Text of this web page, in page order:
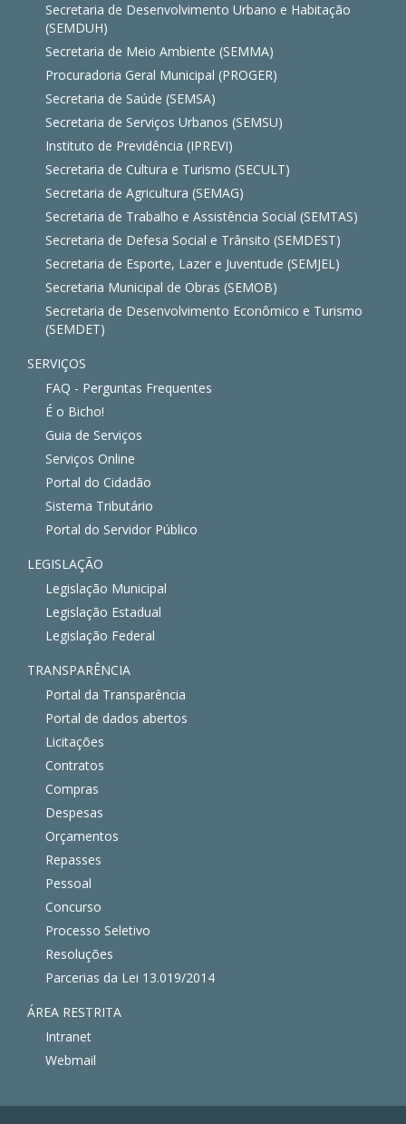
Secretaria de Desenvolvimento Urbano e Habitação
(SEMDUH)
Secretaria de Meio Ambiente (SEMMA)
Procuradoria Geral Municipal (PROGER)
Secretaria de Saúde (SEMSA)
Secretaria de Serviços Urbanos (SEMSU)
Instituto de Previdência (IPREVI)
Secretaria de Cultura e Turismo (SECULT)
Secretaria de Agricultura (SEMAG)
Secretaria de Trabalho e Assistência Social (SEMTAS)
Secretaria de Defesa Social e Trânsito (SEMDEST)
Secretaria de Esporte, Lazer e Juventude (SEMJEL)
Secretaria Municipal de Obras (SEMOB)
Secretaria de Desenvolvimento Econômico e Turismo
(SEMDET)
SERVIÇOS
FAQ - Perguntas Frequentes
É o Bicho!
Guia de Serviços
Serviços Online
Portal do Cidadão
Sistema Tributário
Portal do Servidor Público
LEGISLAÇÃO
Legislação Municipal
Legislação Estadual
Legislação Federal
TRANSPARÊNCIA
Portal da Transparência
Portal de dados abertos
Licitações
Contratos
Compras
Despesas
Orçamentos
Repasses
Pessoal
Concurso
Processo Seletivo
Resoluções
Parcerias da Lei 13.019/2014
ÁREA RESTRITA
Intranet
Webmail